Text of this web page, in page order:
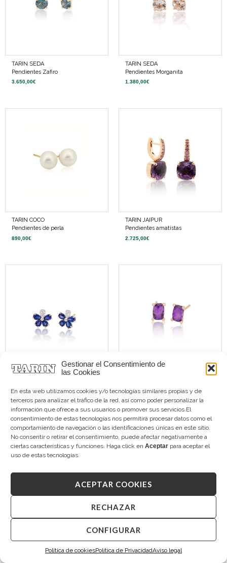
Gestionar el Consentimiento de
las Cookies
En esta web utilizamos cookies y/o tecnologías similares propias y de
terceros para analizar el tráfico de la red, así como poder personalizar la
información que ofrece a sus usuarios o promover sus servicios.El
consentimiento de estas tecnologías nos permitirá procesar datos como el
comportamiento de navegación o las identificaciones únicas en este sitio.
No consentir o retirar el consentimiento, puede afectar negativamente a
ciertas características y funciones. Haga click en Aceptar para aceptar el
uso de estas tecnologías.
ACEPTAR COOKIES
RECHAZAR
CONFIGURAR
Política de cookiesPolítica de PrivacidadAviso legal
TARIN SEDA
Pendientes Zafiro
3.650,00€
TARIN SEDA
Pendientes Morganita
1.380,00€
TARIN COCO
Pendientes de perla
890,00€
TARIN JAIPUR
Pendientes amatistas
2.725,00€
2.600,00 € 950,00 €
Topacio Sky
TARIN CEDRO
Zafiros y Diamantes
1.990,00€